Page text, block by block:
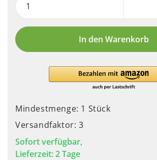
In den Warenkorb
Mindestmenge: 1 Stück
Versandfaktor: 3
Sofort verfügbar,
Lieferzeit: 2 Tage